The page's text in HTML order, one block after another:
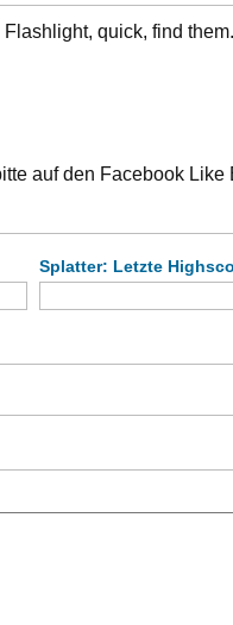
quick, find
auf den Facebook Like
Splatter: Letzte